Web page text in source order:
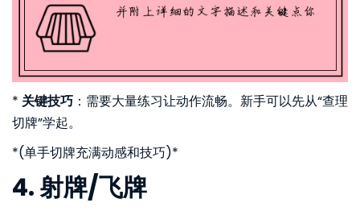
* 关键技巧 ：需要大量练习让动作流畅。新手可以先从“查理
切牌”学起。
*(单手切牌充满动感和技巧)*
4. 射牌/飞牌